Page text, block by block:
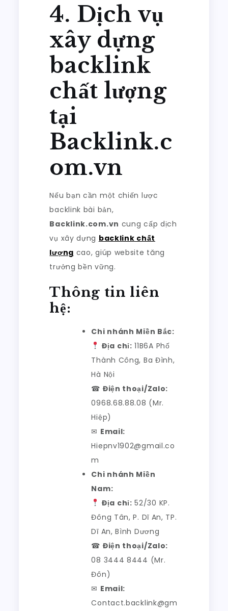
4. Dịch vụ
xây dựng
backlink
chất lượng
tại
Backlink.c
om.vn
Nếu bạn cần một chiến lược
backlink bài bản,
Backlink.com.vn cung cấp dịch
vụ xây dựng backlink chất
lượng cao, giúp website tăng
trưởng bền vững.
Thông tin liên
hệ:
Chi nhánh Miền Bắc:
Địa chỉ: 11B6A Phố
Thành Công, Ba Đình,
Hà Nội
☎ Điện thoại/Zalo:
0968.68.88.08 (Mr.
Hiệp)
✉ Email:
Hiepnv1902@gmail.co
m
Chi nhánh Miền
Nam:
Địa chỉ: 52/30 KP.
Đông Tân, P. Dĩ An, TP.
Dĩ An, Bình Dương
☎ Điện thoại/Zalo:
08 3444 8444 (Mr.
Đôn)
✉ Email:
Contact.backlink@gm